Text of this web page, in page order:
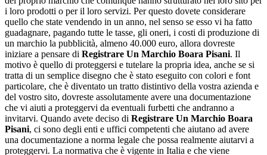
i loro prodotti o per il loro servizi. Per questo dovete considerare
quello che state vendendo in un anno, nel senso se esso vi ha fatto
guadagnare, pagando tutte le tasse, gli oneri, i costi di produzione di
un marchio la pubblicità, almeno 40.000 euro, allora dovreste
iniziare a pensare di Registrare Un Marchio Boara Pisani. Il
motivo è quello di proteggersi e tutelare la propria idea, anche se si
tratta di un semplice disegno che è stato eseguito con colori e font
particolare, che è diventato un tratto distintivo della vostra azienda e
del vostro sito, dovreste assolutamente avere una documentazione
che vi aiuti a proteggervi da eventuali furbetti che andranno a
invitarvi. Quando avete deciso di Registrare Un Marchio Boara
Pisani, ci sono degli enti e uffici competenti che aiutano ad avere
una documentazione a norma legale che possa realmente aiutarvi a
proteggervi. La normativa che è vigente in Italia e che viene